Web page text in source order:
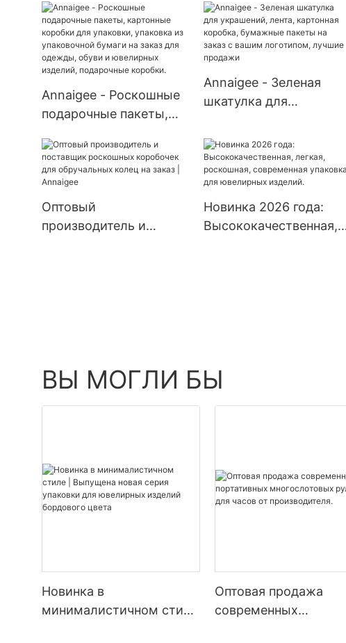
изделий на заказ -
Annaigee
одежды и ювелирных
изделий, подарочные
бумажные пакеты,
коробки для
индивидуальной
Annaigee - Роскошные
подарочные пакеты,
упаковки, упаковка из
упаковочной бумаги на
заказ для одежды,
обуви и ювелирных
изделий, подарочные
Annaigee - Зеленая
шкатулка для
картонная коробка,
бумажные пакеты на
заказ с вашим
продажи
Оптовый
производитель и
Новинка 2026 года:
Высококачественная,
ВЫ МОГЛИ БЫ
Новинка в
минималистичном стиле
Оптовая продажа
современных